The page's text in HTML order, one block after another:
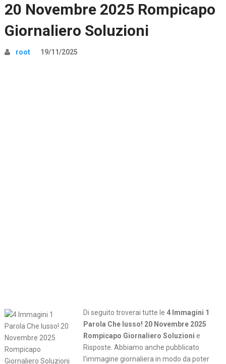
20 Novembre 2025 Rompicapo
Giornaliero Soluzioni
root 19/11/2025
Di seguito troverai tutte le 4 Immagini 1
Parola Che lusso! 20 Novembre 2025
Rompicapo Giornaliero Soluzioni e
Risposte. Abbiamo anche pubblicato
l’immagine giornaliera in modo da poter